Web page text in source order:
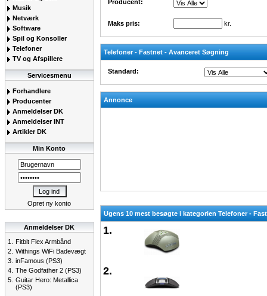
Musik
Netværk
Software
Spil og Konsoller
Telefoner
TV og Afspillere
Servicesmenu
Forhandlere
Producenter
Anmeldelser DK
Anmeldelser INT
Artikler DK
Min Konto
Opret ny konto
Anmeldelser DK
1.
Fitbit Flex Armbånd
2. Withings WiFi Badevægt
3. inFamous (PS3)
4. The Godfather 2 (PS3)
5. Guitar Hero: Metallica
(PS3)
Producent:
Maks pris: kr.
Telefoner - Fastnet - Avanceret Søgning
Standard:
Annonce
Ugens 10 mest besøgte i kategorien Telefoner -
1.
2.